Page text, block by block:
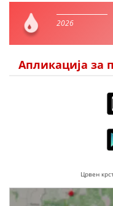
2026
Апликација за
Црвен